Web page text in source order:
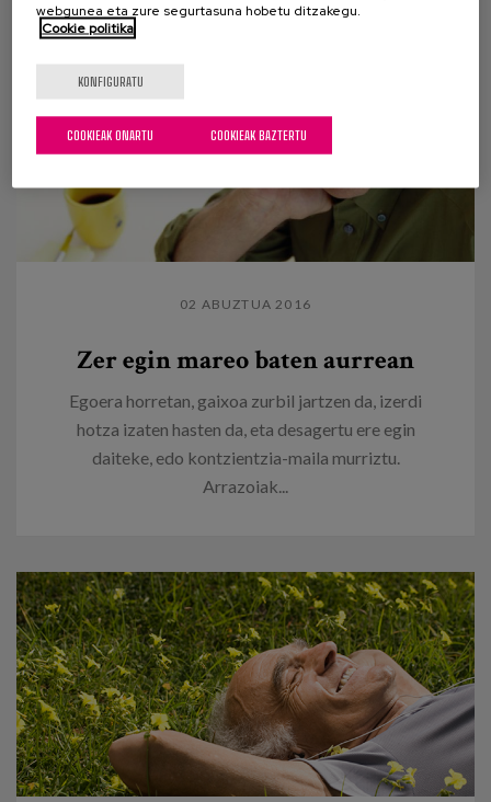
02 ABUZTUA 2016
Zer egin mareo baten aurrean
Egoera horretan, gaixoa zurbil jartzen da, izerdi
hotza izaten hasten da, eta desagertu ere egin
daiteke, edo kontzientzia-maila murriztu.
Arrazoiak...
webgunea eta zure segurtasuna hobetu ditzakegu.
Cookie politika
KONFIGURATU
COOKIEAK BAZTERTU
COOKIEAK ONARTU